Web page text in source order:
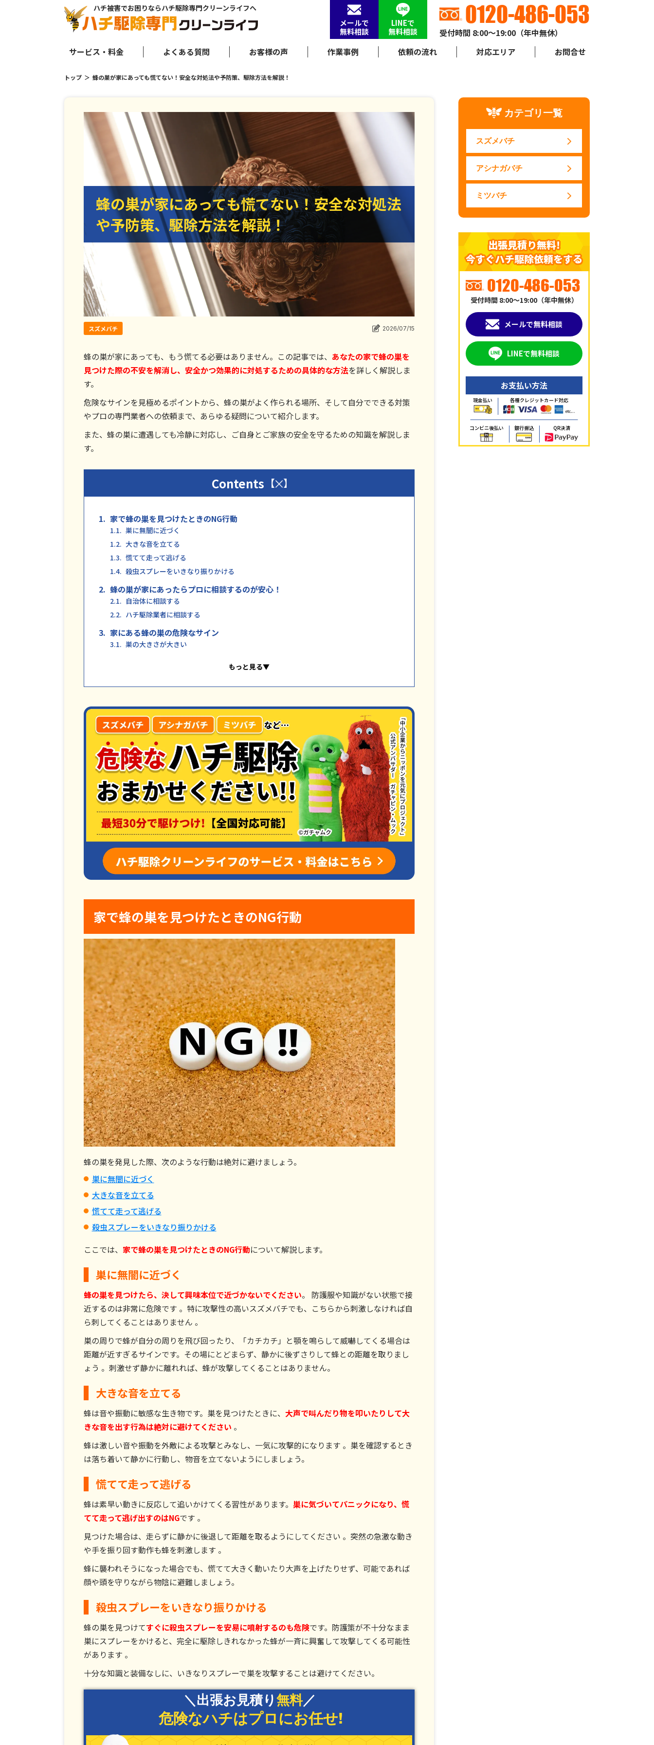
ハチ被害でお困りならハチ駆除専門クリーンライフへ
メールで
無料相談
LINEで
無料相談
0120-486-053
受付時間 8:00～19:00（年中無休）
サービス・料金
よくある質問 お客様の声 作業事例 依頼の流れ 対応エリア お問合せ
トップ 蜂の巣が家にあっても慌てない！安全な対処法や予防策、駆除方法を解説！
蜂の巣が家にあっても慌てない！安全な対処法
や予防策、駆除方法を解説！
蜂の巣が家にあっても慌てない！安全な対処法
や予防策、駆除方法を解説！
スズメバチ 2026/07/15
蜂の巣が家にあっても、もう慌てる必要はありません。この記事では、 あなたの家で蜂の巣を
見つけた際の不安を解消し、安全かつ効果的に対処するための具体的な方法を詳しく解説しま
す。
危険なサインを見極めるポイントから、蜂の巣がよく作られる場所、そして自分でできる対策
やプロの専門業者への依頼まで、あらゆる疑問について紹介します。
また、蜂の巣に遭遇しても冷静に対応し、ご自身とご家族の安全を守るための知識を解説しま
す。
Contents
1 家で蜂の巣を見つけたときのNG行動
1.1
巣に無闇に近づく
1.2 大きな音を立てる
1.3
慌てて走って逃げる
1.4 殺虫スプレーをいきなり振りかける
2 蜂の巣が家にあったらプロに相談するのが安心！
2.1
自治体に相談する
2.2
ハチ駆除業者に相談する
3 家にある蜂の巣の危険なサイン
3.1
巣の大きさが大きい
3.4 巣を見つけた時期が夏頃
4.1 軒下
4.2 屋根裏や壁の中
ベランダ
4.4 庭の木や土の中
5 家で見つけた蜂の巣を駆除する方法
5.1 自分で駆除する
5.2 自治体に依頼する
5.3 管理会社に相談する
5.4 ハチ駆除業者に依頼する
6 家に蜂の巣があったら『ハチ駆除専門クリーンライフ』にお任せください
もっと見る▼
家で蜂の巣を見つけたときのNG行動
蜂の巣を発見した際、次のような行動は絶対に避けましょう。
巣に無闇に近づく
大きな音を立てる
慌てて走って逃げる
殺虫スプレーをいきなり振りかける
ここでは、 家で蜂の巣を見つけたときのNG行動について解説します。
巣に無闇に近づく
蜂の巣を見つけたら、決して興味本位で近づかないでください。 防護服や知識がない状態で接
近するのは非常に危険です 。特に攻撃性の高いスズメバチでも、こちらから刺激しなければ自
ら刺してくることはありません 。
巣の周りで蜂が自分の周りを飛び回ったり、「カチカチ」と顎を鳴らして威嚇してくる場合は
距離が近すぎるサインです。その場にとどまらず、静かに後ずさりして蜂との距離を取りまし
ょう 。刺激せず静かに離れれば、蜂が攻撃してくることはありません。
大きな音を立てる
蜂は音や振動に敏感な生き物です。巣を見つけたときに、 大声で叫んだり物を叩いたりして大
きな音を出す行為は絶対に避けてください 。
蜂は激しい音や振動を外敵による攻撃とみなし、一気に攻撃的になります 。巣を確認するとき
は落ち着いて静かに行動し、物音を立てないようにしましょう。
慌てて走って逃げる
蜂は素早い動きに反応して追いかけてくる習性があります。 巣に気づいてパニックになり、慌
てて走って逃げ出すのはNGです 。
見つけた場合は、走らずに静かに後退して距離を取るようにしてください 。突然の急激な動き
や手を振り回す動作も蜂を刺激します 。
蜂に襲われそうになった場合でも、慌てて大きく動いたり大声を上げたりせず、可能であれば
顔や頭を守りながら物陰に避難しましょう。
殺虫スプレーをいきなり振りかける
蜂の巣を見つけてすぐに殺虫スプレーを安易に噴射するのも危険です。防護策が不十分なまま
巣にスプレーをかけると、完全に駆除しきれなかった蜂が一斉に興奮して攻撃してくる可能性
があります 。
十分な知識と装備なしに、いきなりスプレーで巣を攻撃することは避けてください。
＼出張お見積り 無料／
危険なハチ はプロにお任せ!
カテゴリ一覧
スズメバチ
アシナガバチ
ミツバチ
出張見積り無料!
今すぐハチ駆除依頼をする
0120-486-053
受付時間 8:00～19:00（年中無休）
メールで無料相談
LINEで無料相談
お支払い方法
現金払い 各種クレジットカード対応
コンビニ後払い 銀行振込 QR決済